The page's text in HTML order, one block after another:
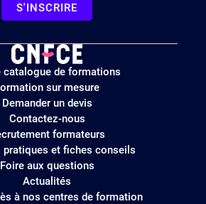
S'INSCRIRE
Logo
site
catalogue de formations
sur mesure
Demander un devis
Contactez-nous
formateurs
pratiques et fiches conseils
Foire aux questions
Actualités
à nos centres de formation